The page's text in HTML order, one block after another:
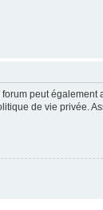
peut également
de vie privée.